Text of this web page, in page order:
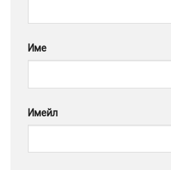
Име
Имейл
Google